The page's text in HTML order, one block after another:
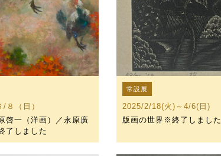
８（日）
啓一（洋画）／永原廣
了しました
常設展
2025/2/18(火)～4/6(日)
版画の世界※終了しました